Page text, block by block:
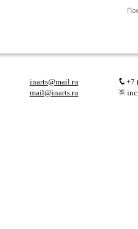
inarts@mail.ru
mail@inarts.ru
+7